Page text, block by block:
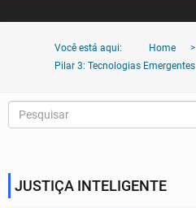
Você está aqui: Home >
Pilar 3: Tecnologias Emergentes
JUSTIÇA INTELIGENTE